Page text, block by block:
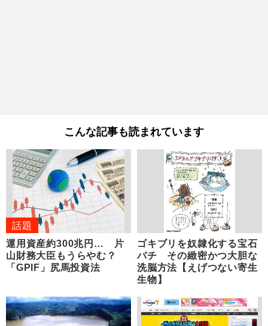
こんな記事も読まれています
話題
運用資産約300兆円… 片
山財務大臣もうらやむ？
「GPIF」尻馬投資法
ゴキブリを奴隷化する宝石
バチ その緻密かつ大胆な
洗脳方法【えげつない寄生
生物】